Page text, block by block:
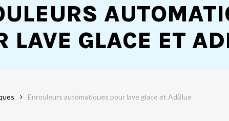
LAVE GLACE ET
Enrouleurs automatiques pour lave glace et AdBlue